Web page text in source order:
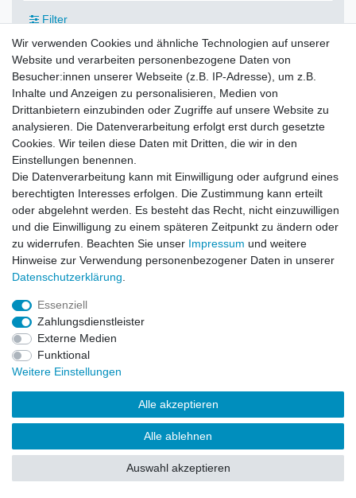
Filter
Zahlung und Versand
Daten­schutz­erklärung
Barrierefreiheitserklärung Widerrufs­recht
Vertrag widerrufen
© Copyright 2026 | Alle Rechte vorbehalten.
Wir verwenden Cookies und ähnliche Technologien auf unserer
Website und verarbeiten personenbezogene Daten von
Besucher:innen unserer Webseite (z.B. IP-Adresse), um z.B.
Inhalte und Anzeigen zu personalisieren, Medien von
Drittanbietern einzubinden oder Zugriffe auf unsere Website zu
analysieren. Die Datenverarbeitung erfolgt erst durch gesetzte
Cookies. Wir teilen diese Daten mit Dritten, die wir in den
Einstellungen benennen.
Die Datenverarbeitung kann mit Einwilligung oder aufgrund eines
berechtigten Interesses erfolgen. Die Zustimmung kann erteilt
oder abgelehnt werden. Es besteht das Recht, nicht einzuwilligen
und die Einwilligung zu einem späteren Zeitpunkt zu ändern oder
zu widerrufen. Beachten Sie unser Impressum und weitere
Hinweise zur Verwendung personenbezogener Daten in unserer
Daten­schutz­erklärung
Essenziell
Zahlungsdienstleister
Externe Medien
Funktional
Weitere Einstellungen
Alle akzeptieren
Alle ablehnen
Auswahl akzeptieren